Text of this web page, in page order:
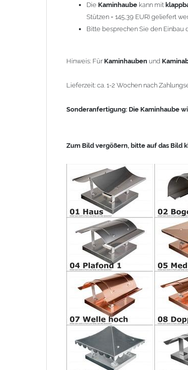
Die Kaminhaube kann mit
Stützen = 145,39 EUR) geliefert
Bitte besprechen Sie den Einbau
Hinweis: Für Kaminhauben und
Lieferzeit: ca. 1-2 Wochen nach
Sonderanfertigung: Die Kaminhaube
Zum Bild vergößern, bitte auf das Bild